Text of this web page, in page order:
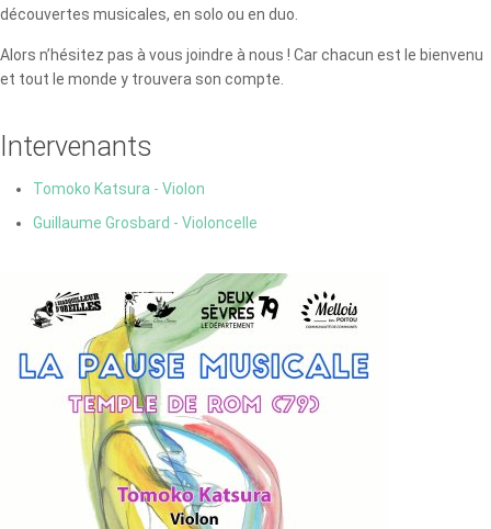
découvertes musicales, en solo ou en duo.
Alors n’hésitez pas à vous joindre à nous ! Car chacun est le bienvenu
et tout le monde y trouvera son compte.
Intervenants
Tomoko Katsura - Violon
Guillaume Grosbard - Violoncelle